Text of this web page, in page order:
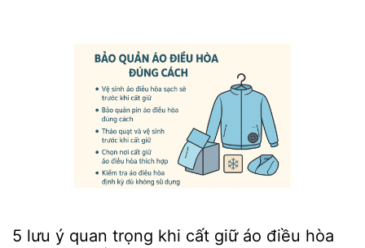
5 lưu ý quan trọng khi cất giữ áo điều hòa